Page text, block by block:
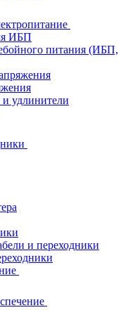
ИБП
питания (ИБП,
удлинители
и переходники